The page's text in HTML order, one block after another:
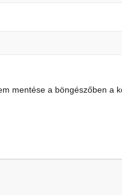
mentése a böngészőben a